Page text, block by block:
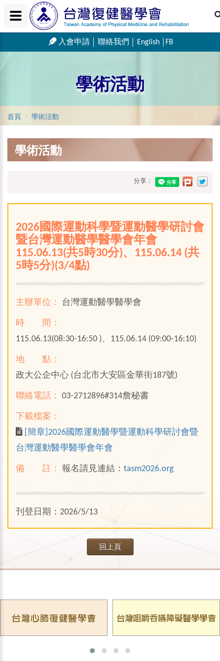
入會申請 聯絡我們 English FB
學術活動
首頁 學術活動
學術活動
分享：
2026國際運動科學暨運動醫學研討會
暨台灣運動醫學醫學會年會
115.06.13(共5時30分)、115.06.14 (共
5時5分)(3/4點)
主辦單位： 台灣運動醫學醫學會
時 間：
115.06.13(08:30-16:50 )、115.06.14 (09:00-16:10)
地 點：
政大公企中心 (台北市大安區金華街187號)
聯絡電話： 03-2712896#314詹秘書
下載檔案：
[簡章]2026國際運動醫學暨運動科學研討會暨
台灣運動醫學醫學會年會
備 註： 報名請見連結： tasm2026.org
刊登日期：2026/5/13
回上頁